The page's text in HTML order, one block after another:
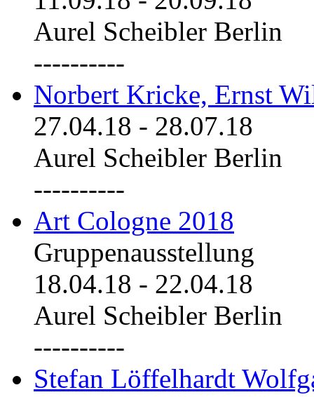
Aurel Scheibler Berlin
----------
Norbert Kricke, Ernst
27.04.18 - 28.07.18
Aurel Scheibler Berlin
----------
Art Cologne 2018
Gruppenausstellung
18.04.18 - 22.04.18
Aurel Scheibler Berlin
----------
Stefan Löffelhardt